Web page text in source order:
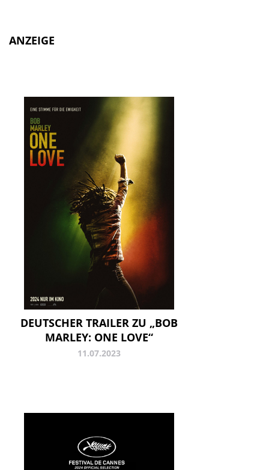
ANZEIGE
DEUTSCHER TRAILER ZU „BOB
MARLEY: ONE LOVE“
11.07.2023